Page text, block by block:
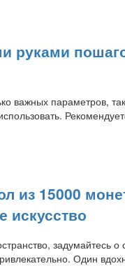
руками
важных параметров,
из 15000
искусство
задумайтесь о
Один